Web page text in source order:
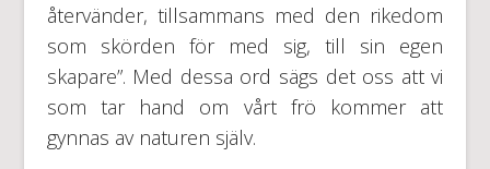
återvänder, tillsammans med den rikedom
som skörden för med sig, till sin egen
skapare”. Med dessa ord sägs det oss att vi
som tar hand om vårt frö kommer att
gynnas av naturen själv.